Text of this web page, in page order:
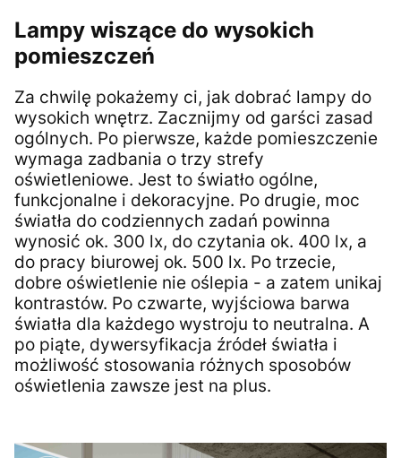
Lampy wiszące do wysokich
pomieszczeń
Za chwilę pokażemy ci, jak dobrać lampy do
wysokich wnętrz. Zacznijmy od garści zasad
ogólnych. Po pierwsze, każde pomieszczenie
wymaga zadbania o trzy strefy
oświetleniowe. Jest to światło ogólne,
funkcjonalne i dekoracyjne. Po drugie, moc
światła do codziennych zadań powinna
wynosić ok. 300 lx, do czytania ok. 400 lx, a
do pracy biurowej ok. 500 lx. Po trzecie,
dobre oświetlenie nie oślepia - a zatem unikaj
kontrastów. Po czwarte, wyjściowa barwa
światła dla każdego wystroju to neutralna. A
po piąte, dywersyfikacja źródeł światła i
możliwość stosowania różnych sposobów
oświetlenia zawsze jest na plus.